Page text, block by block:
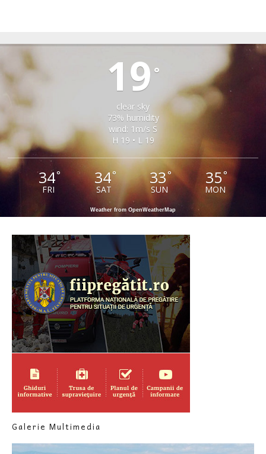
19 °
clear sky
73% humidity
wind: 1m/s S
H 19 • L 19
34°
FRI
34°
SAT
33°
SUN
35°
MON
Weather from OpenWeatherMap
Galerie Multimedia